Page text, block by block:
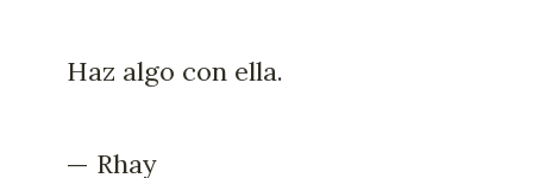
Haz algo con ella.
— Rhay